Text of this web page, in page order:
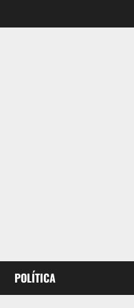
POLÍTICA